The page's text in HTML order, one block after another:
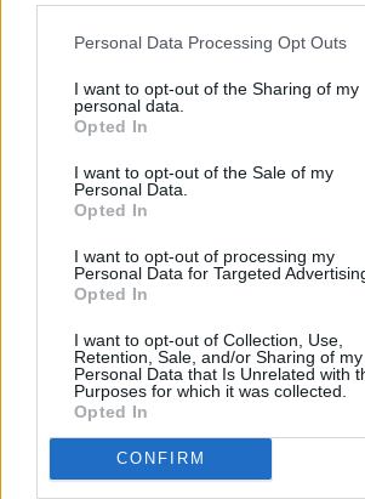
negar su consentimiento. Tenga en cuenta
de su consentimiento, pero usted tiene el
rechazar tal procesamiento. Sus
cualquier momento entrando de nuevo en
visitando nuestra política de privacidad.
Personal Data Processing Opt Outs
I want to opt-out of the Sharing of my
personal data.
Opted In
I want to opt-out of the Sale of my
Personal Data.
Opted In
I want to opt-out of processing my
Personal Data for Targeted
Opted In
I want to opt-out of Collection, Use,
Retention, Sale, and/or Sharing of my
Personal Data that Is Unrelated with
Purposes for which it was collected.
Opted In
CONFIRM